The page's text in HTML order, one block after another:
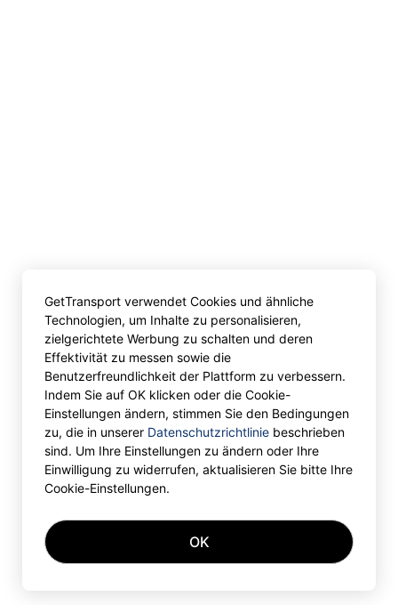
GetTransport verwendet Cookies und ähnliche
Technologien, um Inhalte zu personalisieren,
zielgerichtete Werbung zu schalten und deren
Effektivität zu messen sowie die
Benutzerfreundlichkeit der Plattform zu verbessern.
Indem Sie auf OK klicken oder die Cookie-
Einstellungen ändern, stimmen Sie den Bedingungen
zu, die in unserer Datenschutzrichtlinie beschrieben
sind. Um Ihre Einstellungen zu ändern oder Ihre
Einwilligung zu widerrufen, aktualisieren Sie bitte Ihre
Cookie-Einstellungen.
OK